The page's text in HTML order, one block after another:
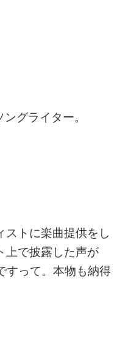
グライター。
トに楽曲提供をし
上で披露した声が
すって。本物も納得